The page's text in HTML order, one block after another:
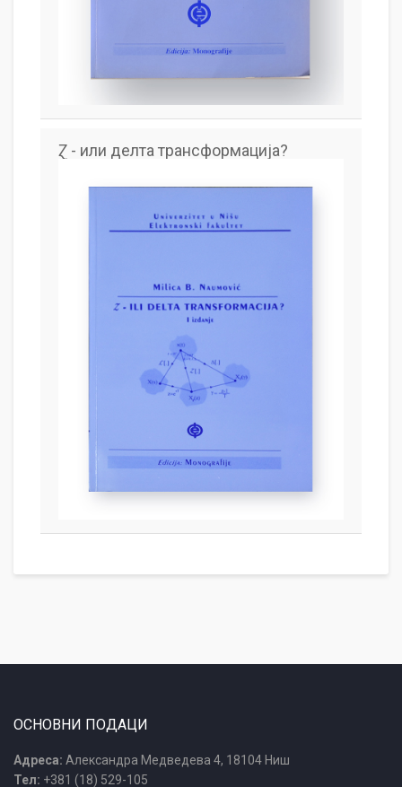
Ɀ - или делта трансформација?
ОСНОВНИ ПОДАЦИ
Адреса: Александра Медведева 4, 18104 Ниш
Тел: +381 (18) 529-105